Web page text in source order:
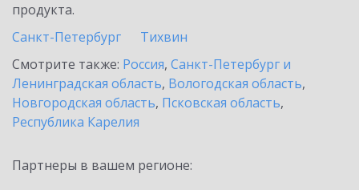
продукта.
Санкт-Петербург
Тихвин
Смотрите также: Россия, Санкт-Петербург и
Ленинградская область, Вологодская область,
Новгородская область, Псковская область,
Республика Карелия
Партнеры в вашем регионе: